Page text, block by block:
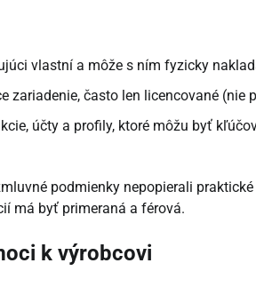
vlastní a môže s ním fyzicky
zariadenie, často len licencované (nie
účty a profily, ktoré môžu byť
podmienky nepopierali
má byť primeraná a férová.
k výrobcovi